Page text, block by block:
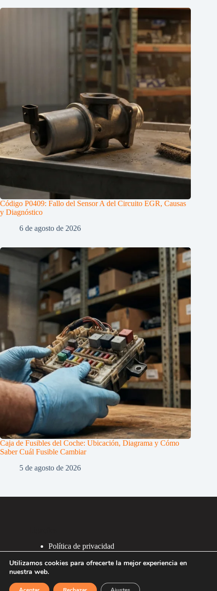
Código P0409: Fallo del Sensor A del Circuito EGR, Causas
y Diagnóstico
6 de agosto de 2026
Caja de Fusibles del Coche: Ubicación, Diagrama y Cómo
Saber Cuál Fusible Cambiar
5 de agosto de 2026
Política de privacidad
2007 - 2026 ®
Recafacil S.L.
Utilizamos cookies para ofrecerte la mejor experiencia en
nuestra web.